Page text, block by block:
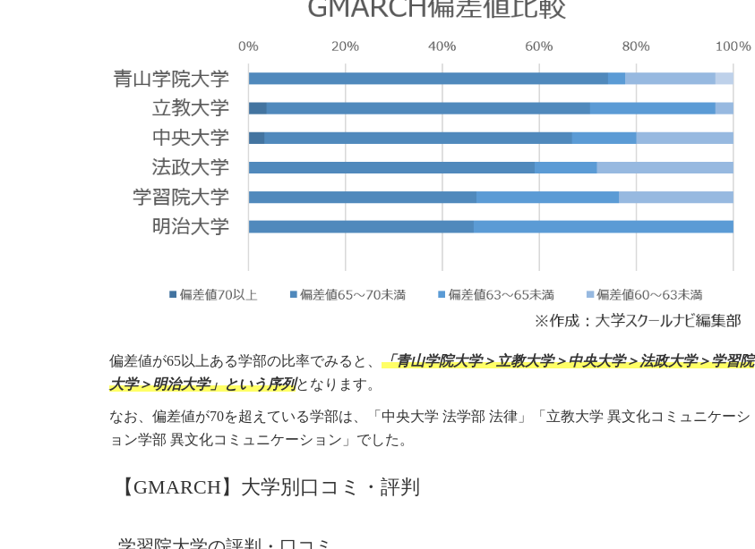
偏差値が65以上ある学部の比率でみると、 「青山学院大学＞立教大学＞中央大学＞法政大学＞学習院
大学＞明治大学」という序列となります。
なお、偏差値が70を超えている学部は、「中央大学 法学部 法律」「立教大学 異文化コミュニケーシ
ョン学部 異文化コミュニケーション」でした。
【GMARCH】大学別口コミ・評判